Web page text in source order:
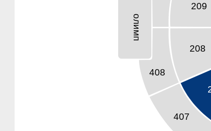
Олимп
407
408
208
209
олимп